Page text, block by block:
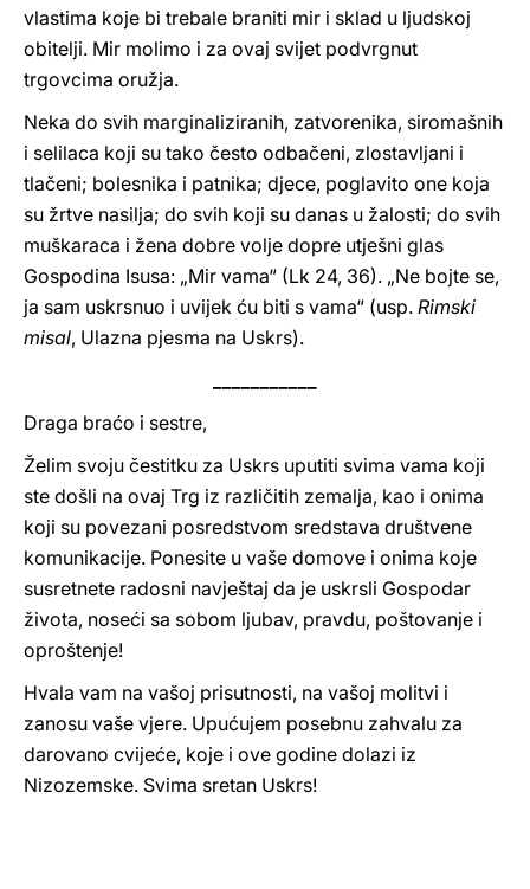
vlastima koje bi trebale braniti mir i sklad u ljudskoj
obitelji. Mir molimo i za ovaj svijet podvrgnut
trgovcima oružja.
Neka do svih marginaliziranih, zatvorenika, siromašnih
i selilaca koji su tako često odbačeni, zlostavljani i
tlačeni; bolesnika i patnika; djece, poglavito one koja
su žrtve nasilja; do svih koji su danas u žalosti; do svih
muškaraca i žena dobre volje dopre utješni glas
Gospodina Isusa: „Mir vama“ (Lk 24, 36). „Ne bojte se,
ja sam uskrsnuo i uvijek ću biti s vama“ (usp. Rimski
misal, Ulazna pjesma na Uskrs).
Draga braćo i sestre,
Želim svoju čestitku za Uskrs uputiti svima vama koji
ste došli na ovaj Trg iz različitih zemalja, kao i onima
koji su povezani posredstvom sredstava društvene
komunikacije. Ponesite u vaše domove i onima koje
susretnete radosni navještaj da je uskrsli Gospodar
života, noseći sa sobom ljubav, pravdu, poštovanje i
oproštenje!
Hvala vam na vašoj prisutnosti, na vašoj molitvi i
zanosu vaše vjere. Upućujem posebnu zahvalu za
darovano cvijeće, koje i ove godine dolazi iz
Nizozemske. Svima sretan Uskrs!